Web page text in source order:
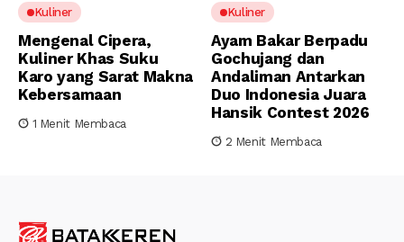
Kuliner
Mengenal Cipera,
Kuliner Khas Suku
Karo yang Sarat Makna
Kebersamaan
1 Menit Membaca
Kuliner
Ayam Bakar Berpadu
Gochujang dan
Andaliman Antarkan
Duo Indonesia Juara
Hansik Contest 2026
2 Menit Membaca